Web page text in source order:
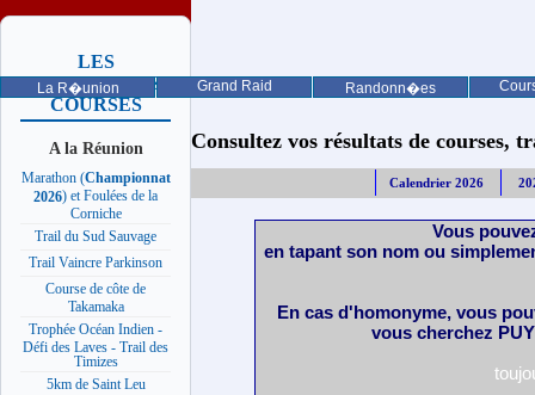
La R�union Grand Raid Randonn�es
LES
PROCHAINES
COURSES
A la Réunion
Marathon (Championnat
2026) et Foulées de la
Corniche
Trail du Sud Sauvage
Trail Vaincre Parkinson
Course de côte de
Takamaka
Trophée Océan Indien -
Défi des Laves - Trail des
Timizes
5km de Saint Leu
Consultez vos résultats de courses,
Calendrier 2026
Vous
en tapant son nom ou
En cas d'homonyme, vous
vous cherchez